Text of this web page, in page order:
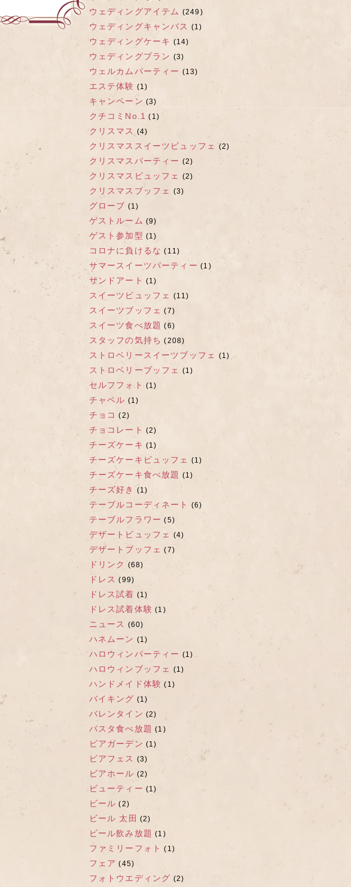
ウェディングアイテム (249)
ウェディングキャンバス (1)
ウェディングケーキ (14)
ウェディングプラン (3)
ウェルカムパーティー (13)
エステ体験 (1)
キャンペーン (3)
クチコミNo.1 (1)
クリスマス (4)
クリスマススイーツビュッフェ (2)
クリスマスパーティー (2)
クリスマスビュッフェ (2)
クリスマスブッフェ (3)
グローブ (1)
ゲストルーム (9)
ゲスト参加型 (1)
コロナに負けるな (11)
サマースイーツパーティー (1)
サンドアート (1)
スイーツビュッフェ (11)
スイーツブッフェ (7)
スイーツ食べ放題 (6)
スタッフの気持ち (208)
ストロベリースイーツブッフェ (1)
ストロベリーブッフェ (1)
セルフフォト (1)
チャペル (1)
チョコ (2)
チョコレート (2)
チーズケーキ (1)
チーズケーキビュッフェ (1)
チーズケーキ食べ放題 (1)
チーズ好き (1)
テーブルコーディネート (6)
テーブルフラワー (5)
デザートビュッフェ (4)
デザートブッフェ (7)
ドリンク (68)
ドレス (99)
ドレス試着 (1)
ドレス試着体験 (1)
ニュース (60)
ハネムーン (1)
ハロウィンパーティー (1)
ハロウィンブッフェ (1)
ハンドメイド体験 (1)
バイキング (1)
バレンタイン (2)
パスタ食べ放題 (1)
ビアガーデン (1)
ビアフェス (3)
ビアホール (2)
ビューティー (1)
ビール (2)
ビール 太田 (2)
ビール飲み放題 (1)
ファミリーフォト (1)
フェア (45)
フォトウエディング (2)